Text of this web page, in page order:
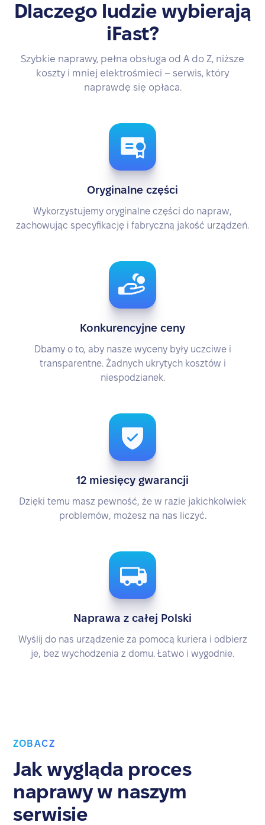
Dlaczego ludzie wybierają
iFast?
Szybkie naprawy, pełna obsługa od A do Z, niższe
koszty i mniej elektrośmieci – serwis, który
naprawdę się opłaca.
Oryginalne części
Wykorzystujemy oryginalne części do napraw,
zachowując specyfikację i fabryczną jakość urządzeń.
Konkurencyjne ceny
Dbamy o to, aby nasze wyceny były uczciwe i
transparentne. Żadnych ukrytych kosztów i
niespodzianek.
12 miesięcy gwarancji
Dzięki temu masz pewność, że w razie jakichkolwiek
problemów, możesz na nas liczyć.
Naprawa z całej Polski
Wyślij do nas urządzenie za pomocą kuriera i odbierz
je, bez wychodzenia z domu. Łatwo i wygodnie.
ZOBACZ
Jak wygląda proces
naprawy w naszym
serwisie